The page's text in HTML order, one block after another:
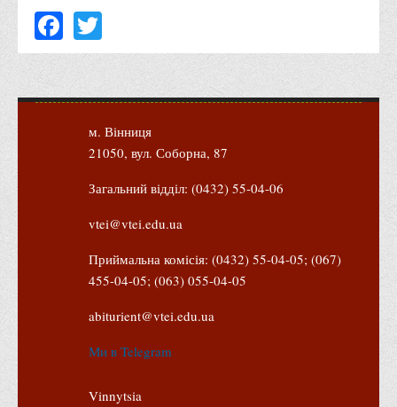
Психологічного сприяння
Бібліотека
Студенту
Довідник студента
Права та обов'язки студентів
Інформація про гуртожитки
Положення про переведення здобувачів вищої освіти на
Положення про оцінювання результатів навчання
Facebook
м. Вінниця
21050, вул. Соборна, 87
Загальний відділ: (0432) 55-04-06
vtei@vtei.edu.ua
Приймальна комісія: (0432) 55-04-05; (067)
455-04-05; (063) 055-04-05
abiturient@vtei.edu.ua
Ми в Telegram
Vinnytsia